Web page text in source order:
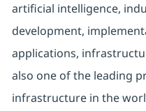
artificial intelligence,
development,
applications,
also one of the leading
infrastructure in the